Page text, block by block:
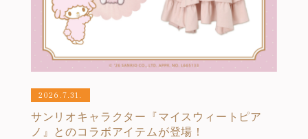
2026.7.31.
サンリオキャラクター『マイスウィートピア
ノ』とのコラボアイテムが登場！